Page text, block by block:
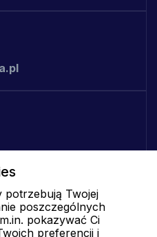
Więcej informacji |
potrzebują Twojej
poszczególnych
pokazywać Ci
preferencji i